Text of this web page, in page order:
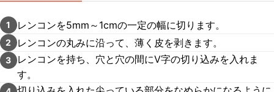
1 レンコンを5mm～1cmの一定の幅に切ります。
2 レンコンの丸みに沿って、薄く皮を剥きます。
3
レンコンを持ち、穴と穴の間にV字の切り込みを入れま
す。